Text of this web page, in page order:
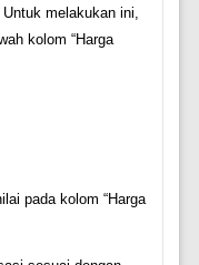
melakukan ini,
kolom “Harga
pada kolom “Harga